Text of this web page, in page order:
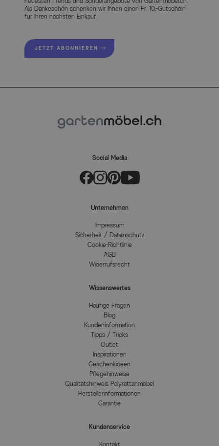
Als Dankeschön schenken wir Ihnen einen Fr. 10.-Gutschein
für Ihren nächsten Einkauf.
JETZT ABONNIEREN
Social Media
Unternehmen
Impressum
Sicherheit / Datenschutz
Cookie-Richtlinie
AGB
Widerrufsrecht
Wissenswertes
Häufige Fragen
Blog
Kundeninformation
Tipps / Tricks
Outlet
Inspirationen
Geschenkideen
Pflegehinweise
Qualitätshinweis Polyrattanmöbel
Herstellerinformationen
Garantie
Kundenservice
Kontakt